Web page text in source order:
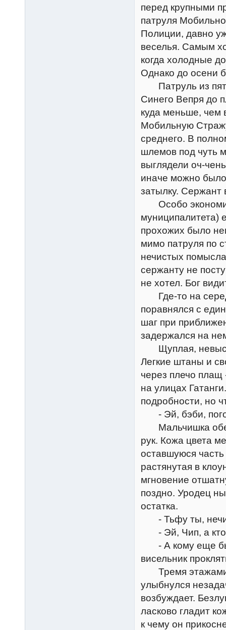
перед крупными
патруля
Полиции, давно
веселья. Самым
когда холодные
Однако до осени
Патруль из
Синего Вепря до
куда меньше, чем
Мобильную
среднего. В
шлемов под чуть
выглядели оч-
иначе можно было
затылку. Сержант
Особо
муниципалитета)
прохожих было
мимо патруля по
нечистых
сержанту не
не хотел. Бог
Где-то на
поравнялся с
шаг при
задержался на
Щуплая,
Легкие штаны и
через плечо
на улицах
подробности, но
- Эй, бэби,
Мальчишка
рук. Кожа цвета
оставшуюся
растянутая в
мгновение
поздно. Уродец
остатка.
- Тьфу ты,
- Эй, Чип, а кто
- А кому еще
висельник
Тремя этажами
улыбнулся
возбуждает.
ласково гладит
к чему он